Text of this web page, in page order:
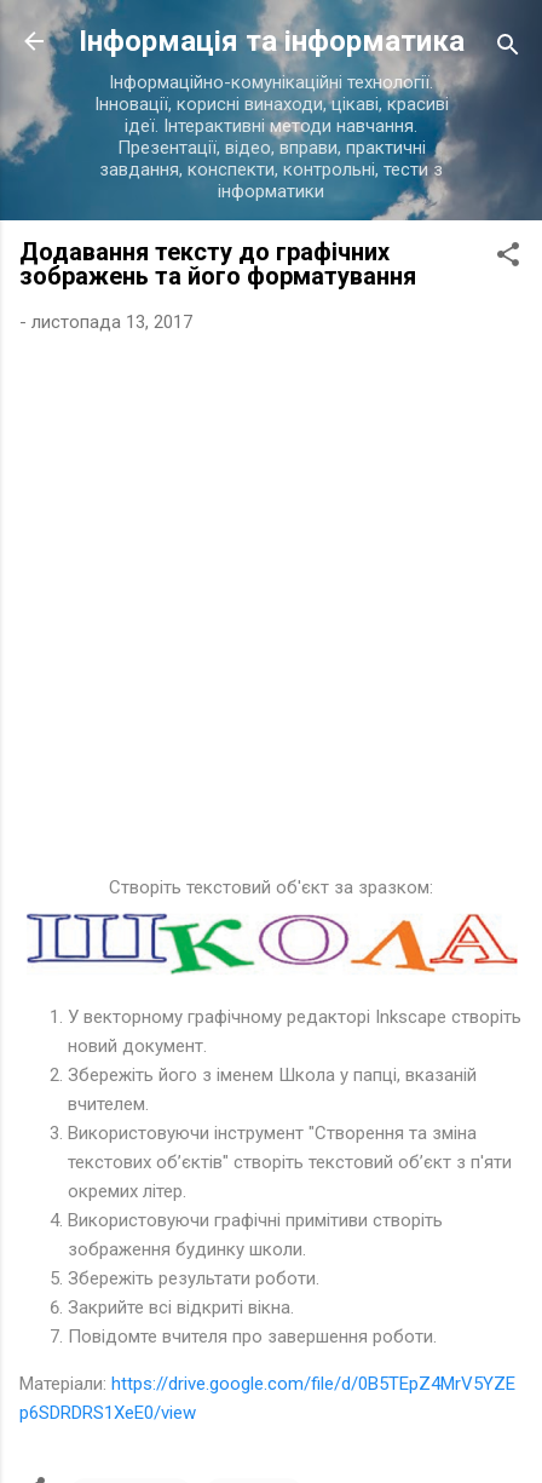
Перейти до основного вмісту
Інформація та інформатика
Інформаційно-комунікаційні технології.
Інновації, корисні винаходи, цікаві, красиві
ідеї. Інтерактивні методи навчання.
Презентації, відео, вправи, практичні
завдання, конспекти, контрольні, тести з
інформатики
Додавання тексту до графічних
зображень та його форматування
- листопада 13, 2017
Створіть текстовий об'єкт за зразком:
У векторному графічному редакторі Inkscape створіть
новий документ.
Збережіть його з іменем Школа у папці, вказаній
вчителем.
Використовуючи інструмент "Створення та зміна
текстових об’єктів" створіть текстовий об’єкт з п'яти
окремих літер.
Використовуючи графічні примітиви створіть
зображення будинку школи.
Збережіть результати роботи.
Закрийте всі відкриті вікна.
Повідомте вчителя про завершення роботи.
Матеріали: https://drive.google.com/file/d/0B5TEpZ4MrV5YZE
p6SDRDRS1XeE0/view